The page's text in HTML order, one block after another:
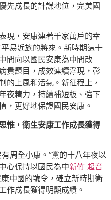
先成長的計謀地位，完美國
現，安康連著千家萬戶的幸
平易近族的將來。新時期這十
間向以國民安康為中間改
貴題目，成效連續浮現，彰
的上風和活氣。新征程上，
夜精力，持續補短板、強下
，更好地保證國民安康。
惟，衛生安康工作成長獲得
周全小康。”黨的十八年夜以
心保持以國民為中新竹 超音
中國的號令，確立新時期衛
作成長獲得明顯成績。